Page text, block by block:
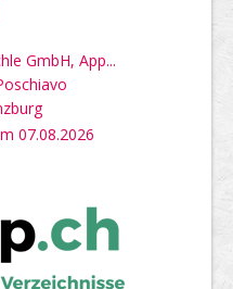
GmbH, App...
07.08.2026